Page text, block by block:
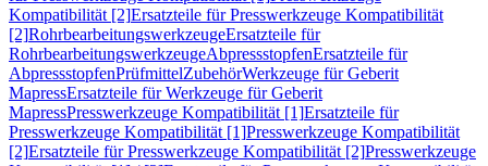
Kompatibilität [2]Ersatzteile für Presswerkzeuge Kompatibilität
[2]RohrbearbeitungswerkzeugeErsatzteile für
RohrbearbeitungswerkzeugeAbpressstopfenErsatzteile für
AbpressstopfenPrüfmittelZubehörWerkzeuge für Geberit
MapressErsatzteile für Werkzeuge für Geberit
MapressPresswerkzeuge Kompatibilität [1]Ersatzteile für
Presswerkzeuge Kompatibilität [1]Presswerkzeuge Kompatibilität
[2]Ersatzteile für Presswerkzeuge Kompatibilität [2]Presswerkzeuge